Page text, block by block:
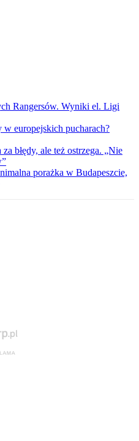
Rangersów. Wyniki el. Ligi
europejskich pucharach?
błędy, ale też ostrzega. „Nie
porażka w Budapeszcie,